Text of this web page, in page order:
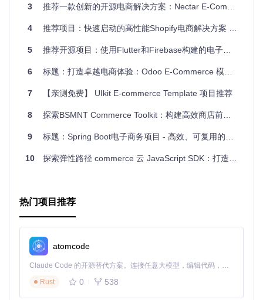
易于集成
：项目的API接口设计灵活，可以方便地与其他后
端服务对接。
高度交互 ：丰富的动态效果，为用户提供接近真实的购物感
受。
能获得良好的浏览体验。
功能。
通过E-Commerce Website，你可以轻松实现一个功能完备的
是学习新技术，还是快速启动你的电商项目，这都是一个值得
推荐的选择。立即尝试
3 推荐一款创新的开源电商解决方案：Nectar E-Commerce
4 推荐项目：快速启动的高性能Shopify电商解决方案 —— Enterprise Commerce
5 推荐开源项目：使用Flutter和Firebase构建的电子商务应用
6 标题：打造卓越电商体验：Odoo E-Commerce 模块深度解析
7 【亲测免费】 UIkit E-commerce Template 项目推荐
8 探索BSMNT Commerce Toolkit：构建高效商店前端的利器
9 标题：Spring Boot电子商务项目 - 高效、可复用的数据库交互解决方案
10 探索弹性路径 commerce 云 JavaScript SDK：打造无与伦比的电商体验
热门项目推荐
atomcode
Claude Code 的开源替代方案。连接任意大模型，编辑代码，运行命令，自动验证 — 全自动执行。用 Rust 构建，极致性能。 ｜ An open-source alternative to Claude Code. Connect any LLM, edit code, run commands, and verify changes — autonomously. Built in Rust for speed. Get Started
Rust
0 538